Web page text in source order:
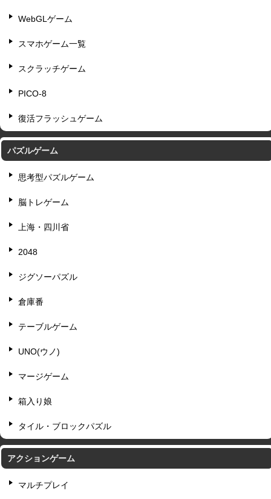
WebGLゲーム
スマホゲーム一覧
スクラッチゲーム
PICO-8
復活フラッシュゲーム
パズルゲーム
思考型パズルゲーム
脳トレゲーム
上海・四川省
2048
ジグソーパズル
倉庫番
テーブルゲーム
UNO(ウノ)
マージゲーム
箱入り娘
タイル・ブロックパズル
アクションゲーム
マルチプレイ